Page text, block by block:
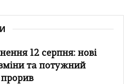
12 серпня: нові
та потужний